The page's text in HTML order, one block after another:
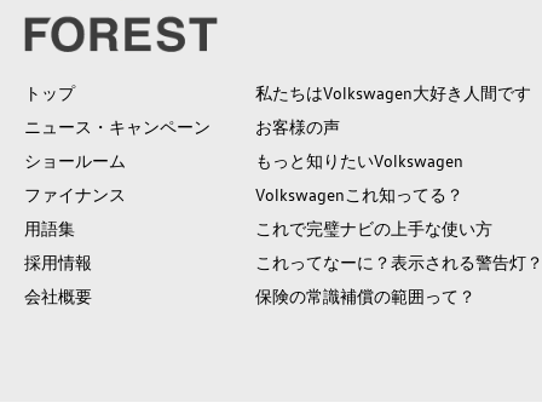
トップ
ニュース・キャンペーン
ショールーム
ファイナンス
用語集
採用情報
会社概要
私たちはVolkswagen大好き人間です
お客様の声
もっと知りたいVolkswagen
Volkswagenこれ知ってる？
これで完璧ナビの上手な使い方
これってなーに？表示される警告灯？
保険の常識補償の範囲って？